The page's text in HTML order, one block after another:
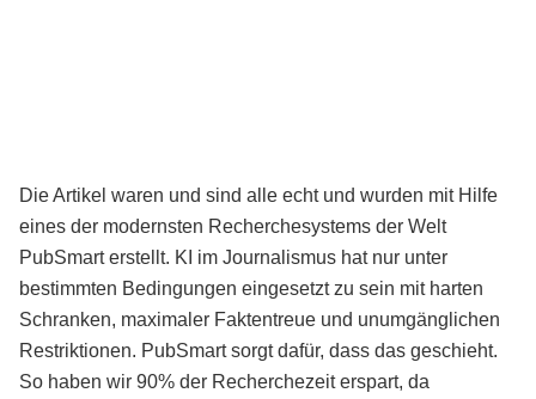
Die Artikel waren und sind alle echt und wurden mit Hilfe
eines der modernsten Recherchesystems der Welt
PubSmart erstellt. KI im Journalismus hat nur unter
bestimmten Bedingungen eingesetzt zu sein mit harten
Schranken, maximaler Faktentreue und unumgänglichen
Restriktionen. PubSmart sorgt dafür, dass das geschieht.
So haben wir 90% der Recherchezeit erspart, da